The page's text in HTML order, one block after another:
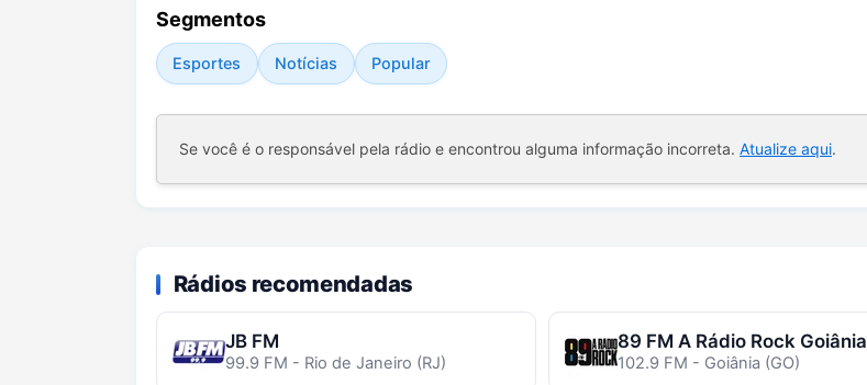
Segmentos
Esportes Notícias Popular
Se você é o responsável pela rádio e encontrou alguma informação incorreta. Atualize aqui.
Rádios recomendadas
JB FM
99.9 FM - Rio de Janeiro (RJ)
89 FM A Rádio Rock Goiânia
102.9 FM - Goiânia (GO)